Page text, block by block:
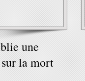
une
la mort